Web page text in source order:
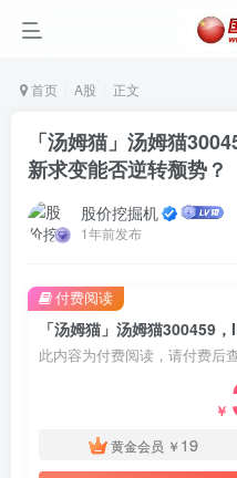
首页 A股 正文
「汤姆猫」汤姆猫
新求变能否逆转颓势？
股价挖掘机
1年前发布
此内容为付费阅读，请付费后
￥
黄金会员 ￥ 19
付费阅读